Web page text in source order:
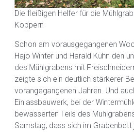
Die fleißigen Helfer für die
Köppern
Schon am vorausgegangenen
Hajo Winter und Harald Kühn den
des Mühlgrabens mit
zeigte sich ein deutlich stärkerer
vorangegangenen Jahren. Und
Einlassbauwerk, bei der
bewässerten Teils des
Samstag, dass sich im Grabenbett